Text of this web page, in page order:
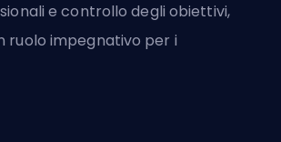
e controllo degli obiettivi,
ruolo impegnativo per i